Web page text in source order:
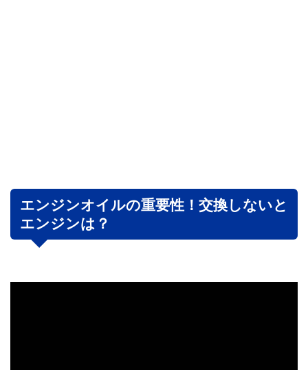
エンジンオイルの重要性！交換しないと
エンジンは？